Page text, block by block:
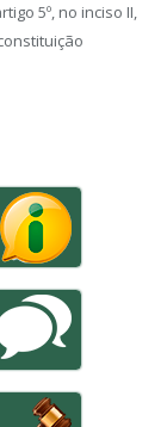
5º, no inciso II,